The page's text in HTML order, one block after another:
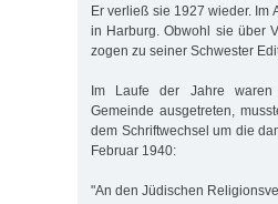
Er verließ sie 1927 wieder. Im
in Harburg. Obwohl sie über
zogen zu seiner Schwester
Im Laufe der Jahre waren
Gemeinde ausgetreten,
dem Schriftwechsel um die
Februar 1940:
"An den Jüdischen